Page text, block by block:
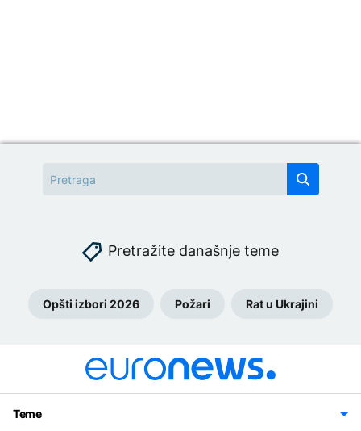
Pretražite današnje teme
Opšti izbori 2026 Požari Rat u Ukrajini
Teme